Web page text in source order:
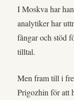
I Moskva har
analytiker har
fångar och stöd
tilltal.
Men fram till i
Prigozhin för att